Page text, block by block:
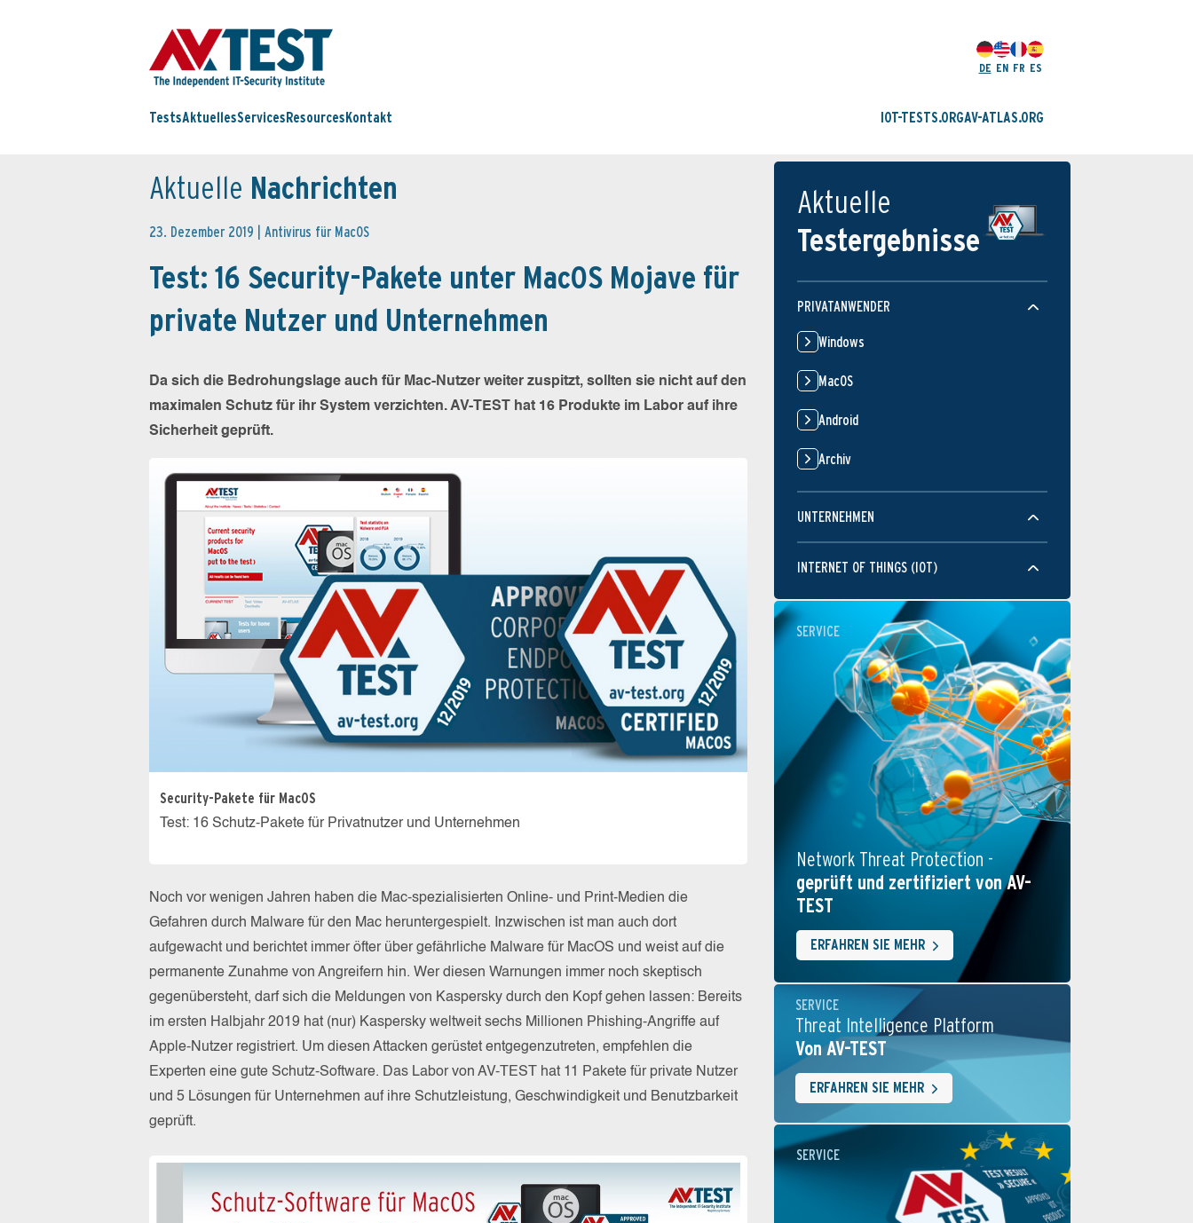
DE EN FR ES
TestsAktuellesServices Resources Kontakt IOT-TESTS.ORGAV-ATLAS.ORG
Aktuelle Nachrichten
23. Dezember 2019 | Antivirus für MacOS
Test: 16 Security-Pakete unter MacOS Mojave für
private Nutzer und Unternehmen
Da sich die Bedrohungslage auch für Mac-Nutzer weiter zuspitzt, sollten sie nicht auf den
maximalen Schutz für ihr System verzichten. AV-TEST hat 16 Produkte im Labor auf ihre
Sicherheit geprüft.
Security-Pakete für MacOS
Test: 16 Schutz-Pakete für Privatnutzer und Unternehmen
Noch vor wenigen Jahren haben die Mac-spezialisierten Online- und Print-Medien die
Gefahren durch Malware für den Mac heruntergespielt. Inzwischen ist man auch dort
aufgewacht und berichtet immer öfter über gefährliche Malware für MacOS und weist auf die
permanente Zunahme von Angreifern hin. Wer diesen Warnungen immer noch skeptisch
gegenübersteht, darf sich die Meldungen von Kaspersky durch den Kopf gehen lassen: Bereits
im ersten Halbjahr 2019 hat (nur) Kaspersky weltweit sechs Millionen Phishing-Angriffe auf
Apple-Nutzer registriert. Um diesen Attacken gerüstet entgegenzutreten, empfehlen die
Experten eine gute Schutz-Software. Das Labor von AV-TEST hat 11 Pakete für private Nutzer
und 5 Lösungen für Unternehmen auf ihre Schutzleistung, Geschwindigkeit und Benutzbarkeit
geprüft.
Aktuelle
Testergebnisse
PRIVATANWENDER
Windows
MacOS
Android
Archiv
UNTERNEHMEN
INTERNET OF THINGS (IOT)
SERVICE
Network Threat Protection -
geprüft und zertifiziert von AV-
TEST
ERFAHREN SIE MEHR
SERVICE
Threat Intelligence Platform
Von AV-TEST
ERFAHREN SIE MEHR
SERVICE